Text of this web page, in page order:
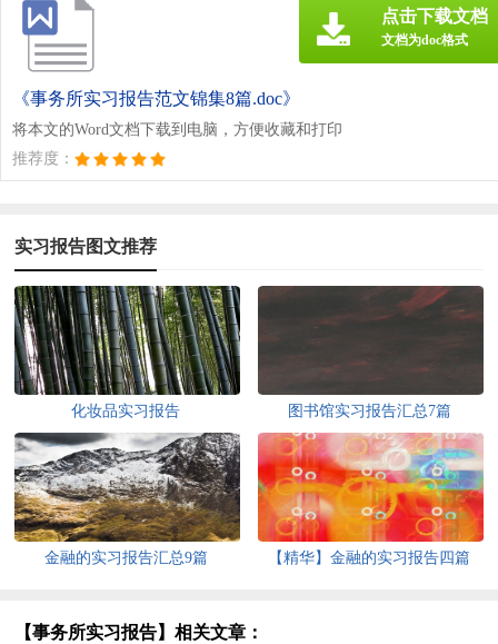
《事务所实习报告范文锦集8篇.doc》
将本文的Word文档下载到电脑，方便收藏和打印
推荐度：
点击下载文档
文档为doc格式
实习报告图文推荐
化妆品实习报告 图书馆实习报告汇总7篇
金融的实习报告汇总9篇 【精华】金融的实习报告四篇
【事务所实习报告】相关文章：